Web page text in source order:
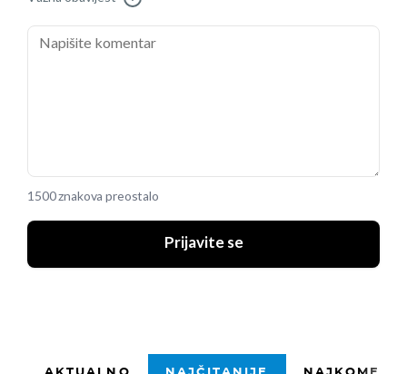
1500 znakova preostalo
Prijavite se
AKTUALNO NAJČITANIJE